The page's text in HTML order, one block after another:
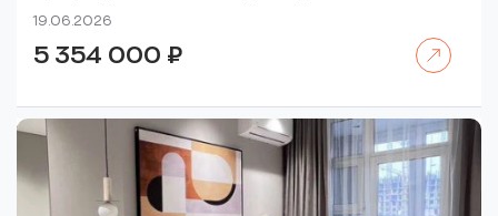
19.06.2026
5 354 000 ₽